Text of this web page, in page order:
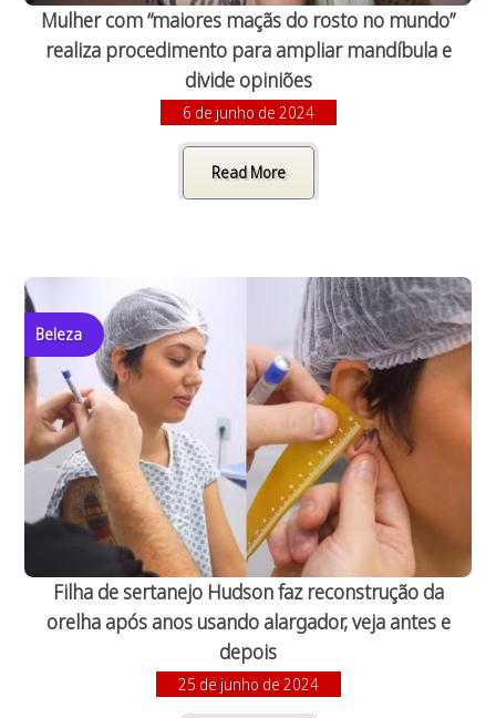
Mulher com “maiores maçãs do rosto no mundo”
realiza procedimento para ampliar mandíbula e
divide opiniões
6 de junho de 2024
Read More
Beleza
Filha de sertanejo Hudson faz reconstrução da
orelha após anos usando alargador, veja antes e
depois
25 de junho de 2024